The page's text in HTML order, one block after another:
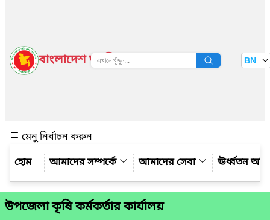
বাংলাদেশ জাতীয় তথ্য বাতায়ন BN
মেনু নির্বাচন করুন
আমাদের সম্পর্কে
আমাদের সেবা ঊর্ধ্বতন
উপজেলা কৃষি কর্মকর্তার কার্যালয়